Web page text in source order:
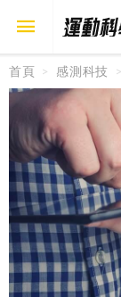
首頁 感測科技